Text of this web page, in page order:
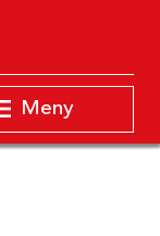
Meny